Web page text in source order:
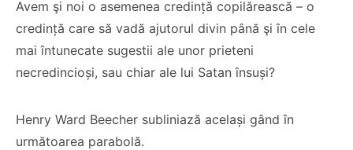
de Lege
modelul
și
Ben
Bisericii Sataniste
din Africa de Sud,
renuntă după ce
experimenteaza
Hristos
Avem şi noi o asemenea credință copilărească – o
credință care să vadă ajutorul divin până şi în cele
mai întunecate sugestii ale unor prieteni
necredincioși, sau chiar ale lui Satan însuși?
Henry Ward Beecher subliniază același gând în
următoarea parabolă.